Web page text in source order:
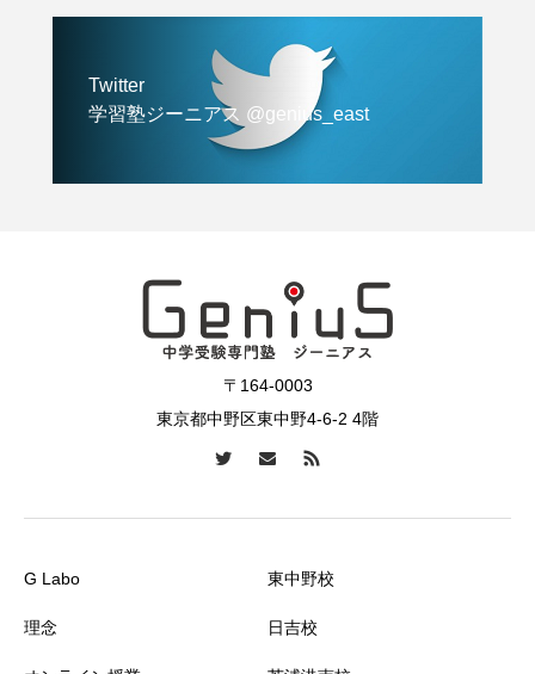
Twitter
学習塾ジーニアス @genius_east
〒164-0003
東京都中野区東中野4-6-2 4階
G Labo
理念
東中野校
日吉校